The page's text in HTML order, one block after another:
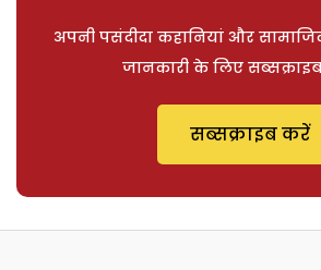
अपनी पसंदीदा कहानियां और
जानकारी के लिए
सब्सक्राइब करें